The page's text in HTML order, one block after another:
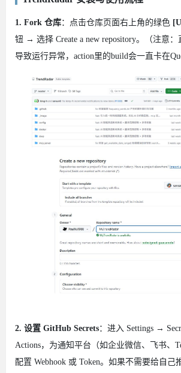
1. Fork 仓库：点击仓库页面右上角的绿色
钮 → 选择 Create a new repository。（注意
导致运行异常，action里的build会一直卡在
2. 设置 GitHub Secrets：进入 Settings →
Actions，为通知平台（如企业微信、飞书、
配置 Webhook 或 Token。如果不需要给自己